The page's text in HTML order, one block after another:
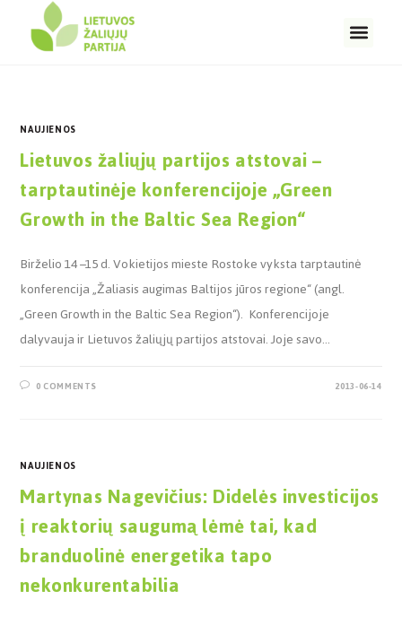
NAUJIENOS
Lietuvos žaliųjų partijos atstovai –
tarptautinėje konferencijoje „Green
Growth in the Baltic Sea Region“
Birželio 14 –15 d. Vokietijos mieste Rostoke vyksta tarptautinė
konferencija „Žaliasis augimas Baltijos jūros regione“ (angl.
„Green Growth in the Baltic Sea Region“). Konferencijoje
dalyvauja ir Lietuvos žaliųjų partijos atstovai. Joje savo…
0 COMMENTS 2013-06-14
NAUJIENOS
Martynas Nagevičius: Didelės investicijos
į reaktorių saugumą lėmė tai, kad
branduolinė energetika tapo
nekonkurentabilia